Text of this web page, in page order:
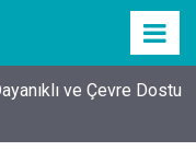
ve Çevre Dostu